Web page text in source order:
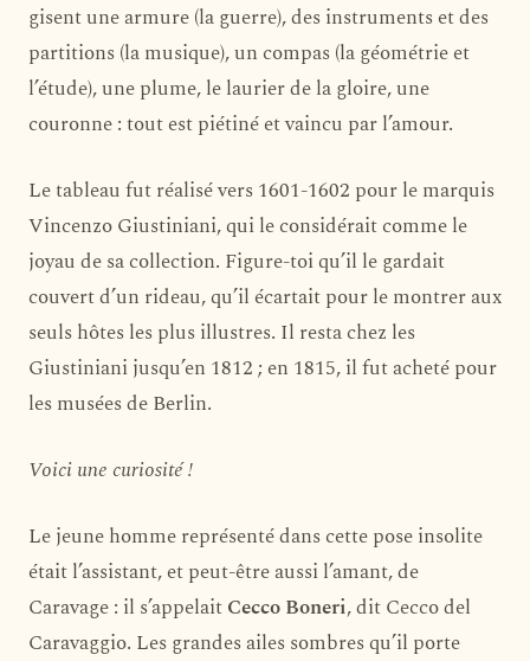
gisent une armure (la guerre), des instruments et des
partitions (la musique), un compas (la géométrie et
l’étude), une plume, le laurier de la gloire, une
couronne : tout est piétiné et vaincu par l’amour.
Le tableau fut réalisé vers 1601-1602 pour le marquis
Vincenzo Giustiniani, qui le considérait comme le
joyau de sa collection. Figure-toi qu’il le gardait
couvert d’un rideau, qu’il écartait pour le montrer aux
seuls hôtes les plus illustres. Il resta chez les
Giustiniani jusqu’en 1812 ; en 1815, il fut acheté pour
les musées de Berlin.
Voici une curiosité !
Le jeune homme représenté dans cette pose insolite
était l’assistant, et peut-être aussi l’amant, de
Caravage : il s’appelaitCecco Boneri, dit Cecco del
Caravaggio. Les grandes ailes sombres qu’il porte